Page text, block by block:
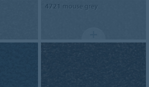
4721 mouse grey